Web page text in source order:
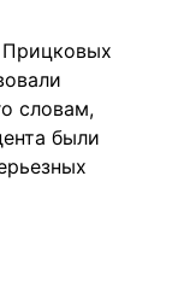
словам,
были